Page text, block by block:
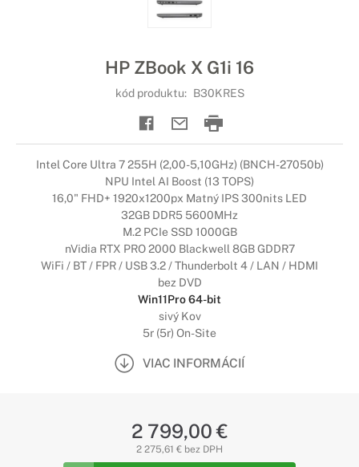
HP ZBook X G1i 16
kód produktu: B30KRES
Intel Core Ultra 7 255H (2,00-5,10GHz) (BNCH-27050b)
NPU Intel AI Boost (13 TOPS)
16,0" FHD+ 1920x1200px Matný IPS 300nits LED
32GB DDR5 5600MHz
M.2 PCIe SSD 1000GB
nVidia RTX PRO 2000 Blackwell 8GB GDDR7
WiFi / BT / FPR / USB 3.2 / Thunderbolt 4 / LAN / HDMI
bez DVD
Win11Pro 64-bit
sivý Kov
5r (5r) On-Site
VIAC INFORMÁCIÍ
2 799,00 €
2 275,61 € bez DPH